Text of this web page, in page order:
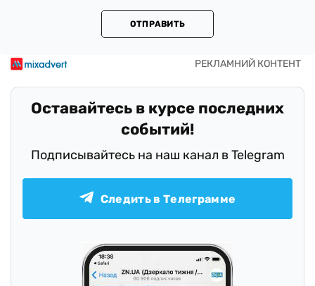
ОТПРАВИТЬ
Оставайтесь в курсе последних
событий!
Подписывайтесь на наш канал в Telegram
Следить в Телеграмме